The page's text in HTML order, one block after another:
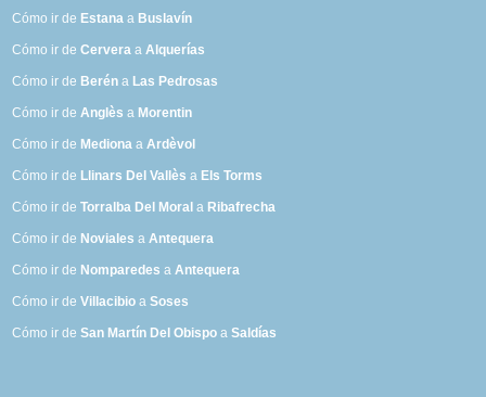
Cómo ir de Estana a Buslavín
Cómo ir deCervera aAlquerías
Cómo ir de Berén a Las Pedrosas
Cómo ir deAnglès a Morentin
Cómo ir de Mediona aArdèvol
Cómo ir de Llinars Del Vallès a Els Torms
Cómo ir deTorralba Del Moral a Ribafrecha
Cómo ir de Noviales aAntequera
Cómo ir de Nomparedes aAntequera
Cómo ir deVillacibio aSoses
Cómo ir deSan Martín Del Obispo aSaldías